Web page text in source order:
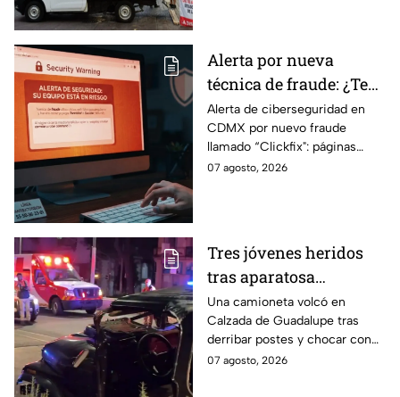
Alerta por nueva
técnica de fraude: ¿Te
piden copiar códigos
extraños en la PC?
Cuidado, podrías ser
víctima del peligroso
Alerta de ciberseguridad en
CDMX por nuevo fraude
llamado “Clickfix": páginas
falsas que engañan para
07 agosto, 2026
Tres jóvenes heridos
tras aparatosa
volcadura en Tepeyac
Insurgentes y operativo
en la Juárez, mientras
dormía
Una camioneta volcó en
Calzada de Guadalupe tras
derribar postes y chocar con
un árbol, dejando a tres
07 agosto, 2026